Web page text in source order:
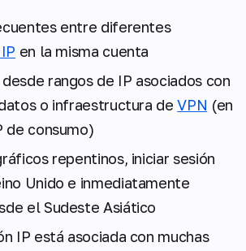
entre diferentes
en la misma cuenta
rangos de IP asociados con
o infraestructura deVPN (en
de consumo)
repentinos, iniciar sesión
Unido e inmediatamente
el Sudeste Asiático
IP está asociada con muchas